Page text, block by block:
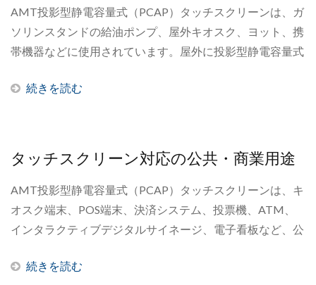
AMT投影型静電容量式（PCAP）タッチスクリーンは、ガ
ソリンスタンドの給油ポンプ、屋外キオスク、ヨット、携
帯機器などに使用されています。屋外に投影型静電容量式
合、追加の課題が生じます。屋根のない場所に設置された
な環境下で使用されるため、投影型静電容量式（PCAP）
タッチスクリーンは、灼熱の夏から氷点下の冬への移行、
紫外線による損傷、そして時折発生する破壊行為といった
被害を最も受けやすいのです。
続きを読む
タッチスクリーン対応の公共・商業用途
AMT投影型静電容量式（PCAP）タッチスクリーンは、キ
オスク端末、POS端末、決済システム、投票機、ATM、
インタラクティブデジタルサイネージ、電子看板など、公
ペースでは、商業用投影型静電容量式（PCAP）タッチス
続きを読む